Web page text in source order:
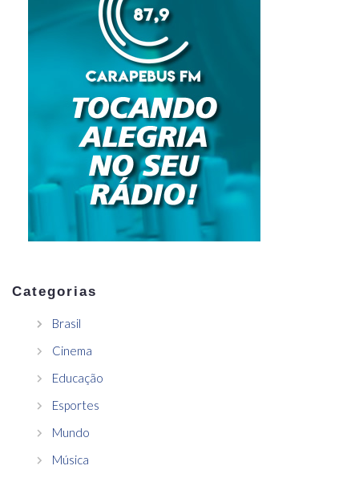
Categorias
Brasil
Cinema
Educação
Esportes
Mundo
Música